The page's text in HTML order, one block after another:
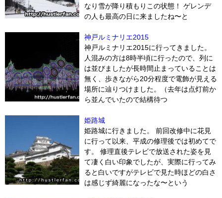
なり雪が降り積もりこの状態！ ゲレンデ
の人も最高の日に来ましたね〜と
神戸ルミナリエ2015
神戸ルミナリエ2015に行ってきました。
人混みの方は8時半頃に行ったので、列に
は並びましたが長時間止まっていることは
無く、歩きながら20分程度で電飾が見える
場所に辿りつけました。（去年は点灯前か
ら並んでいたので結構待つ
姫路城
姫路城に行きました。 前回改修中に花見
に行って以来、平成の修理後では初めてで
す。 修理直後テレビで放送された姿を見
て凄く白い印象でしたが、実際に行ってみ
ると白いですがテレビで見た時ほどの白さ
は感じず綺麗になったな〜という